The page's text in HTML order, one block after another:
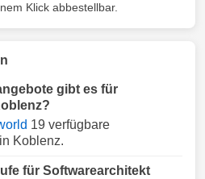
Klick abbestellbar.
gibt es für
19 verfügbare
Koblenz.
für Softwarearchitekt